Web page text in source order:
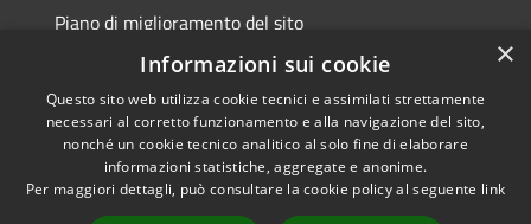
Piano di miglioramento del sito
Accessibilità
Privacy
Copyright © 2026 • Comune di
Viano • Powered by
Municipium•Accesso
×
Informazioni sui cookie
Questo sito web utilizza cookie tecnici e assimilati strettamente
necessari al corretto funzionamento e alla navigazione del sito,
nonché un cookie tecnico analitico al solo fine di elaborare
informazioni statistiche, aggregate e anonime.
Per maggiori dettagli, può consultare la cookie policy al seguente link